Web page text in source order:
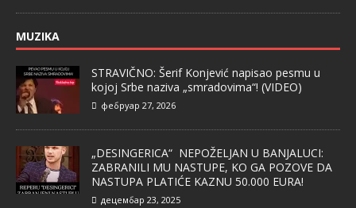
MUZIKA
STRAVIČNO: Šerif Konjević napisao pesmu u
kojoj Srbe naziva „smradovima“! (VIDEO)
фебруар 27, 2026
„DESINGERICA“ NEPOŽELJAN U BANJALUCI:
ZABRANILI MU NASTUPE, KO GA POZOVE DA
NASTUPA PLATIĆE KAZNU 50.000 EURA!
децембар 23, 2025